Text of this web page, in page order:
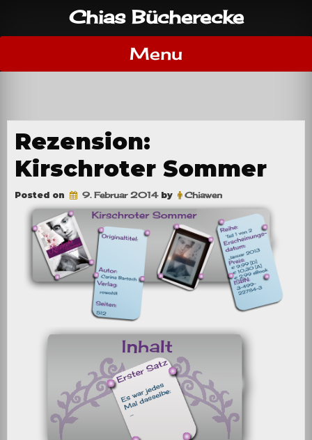
content
Chias Bücherecke
Menu
Rezension:
Kirschroter Sommer
Posted on 9. Februar 2014by Chiawen